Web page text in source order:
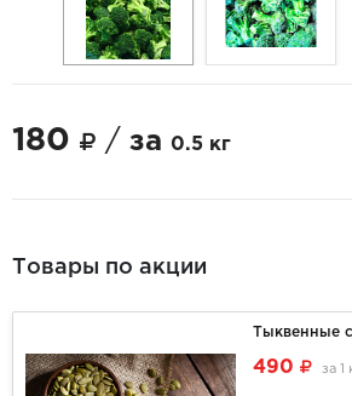
180 / за 0.5 кг
Товары по акции
Тыквенные
490 за 1